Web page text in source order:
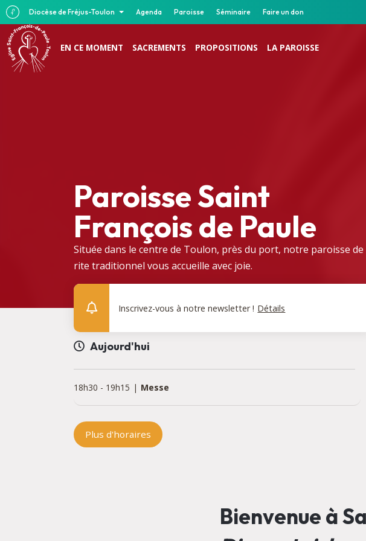
Diocèse de Fréjus-Toulon Agenda Paroisse Séminaire Faire un don
EN CE MOMENT SACREMENTS PROPOSITIONS LA PAROISSE
Paroisse Saint
François de Paule
Située dans le centre de Toulon, près du port, notre paroisse de
rite traditionnel vous accueille avec joie.
Inscrivez-vous à notre newsletter ! Détails
Aujourd'hui
18h30 - 19h15 Messe
Plus d'horaires
Bienvenue à